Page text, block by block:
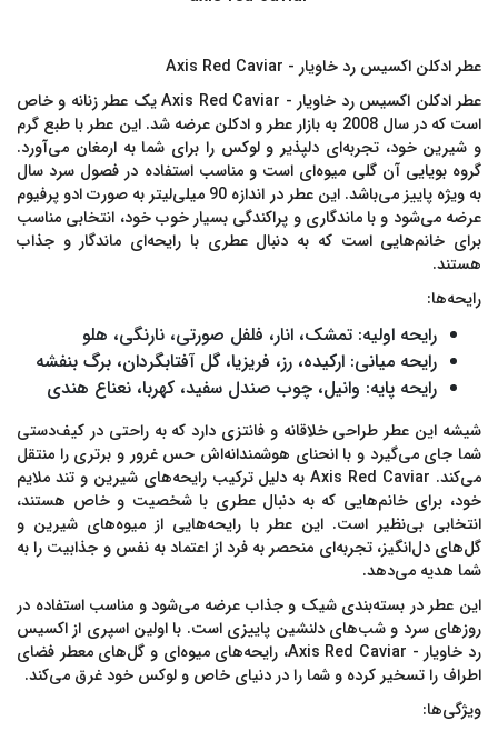
عطر ادکلن اکسیس رد خاویار - Axis Red Caviar
عطر ادکلن اکسیس رد خاویار - Axis Red Caviar
یک عطر زنانه و خاص
است که در سال 2008 به بازار عطر و ادکلن عرضه شد. این عطر با طبع گرم
و شیرین خود، تجربه‌ای دلپذیر و لوکس را برای شما به ارمغان می‌آورد.
گروه بویایی آن گلی میوه‌ای است و مناسب استفاده در فصول سرد سال
به ویژه پاییز می‌باشد. این عطر در اندازه 90 میلی‌لیتر به صورت
ادو پرفیوم
عرضه می‌شود و با ماندگاری و پراکندگی بسیار خوب خود، انتخابی مناسب
برای خانم‌هایی است که به دنبال عطری با رایحه‌ای ماندگار و جذاب
هستند.
رایحه‌ها:
رایحه اولیه: تمشک، انار، فلفل صورتی، نارنگی، هلو
رایحه میانی: ارکیده، رز، فریزیا، گل آفتابگردان، برگ بنفشه
رایحه پایه: وانیل، چوب صندل سفید، کهربا، نعناع هندی
شیشه این عطر طراحی خلاقانه و فانتزی دارد که به راحتی در کیف‌دستی
شما جای می‌گیرد و با انحنای هوشمندانه‌اش حس غرور و برتری را منتقل
می‌کند. Axis Red Caviarبه دلیل ترکیب رایحه‌های شیرین و تند ملایم
خود، برای خانم‌هایی که به دنبال عطری با شخصیت و خاص هستند،
انتخابی بی‌نظیر است. این عطر با رایحه‌هایی از میوه‌های شیرین و
گل‌های دل‌انگیز، تجربه‌ای منحصر به فرد از اعتماد به نفس و جذابیت را به
شما هدیه می‌دهد.
این عطر در بسته‌بندی شیک و جذاب عرضه می‌شود و مناسب استفاده در
روزهای سرد و شب‌های دلنشین پاییزی است. با اولین اسپری ازاکسیس
رد خاویار - Axis Red Caviar
، رایحه‌های میوه‌ای و گل‌های معطر فضای
اطراف را تسخیر کرده و شما را در دنیای خاص و لوکس خود غرق می‌کند.
ویژگی‌ها: